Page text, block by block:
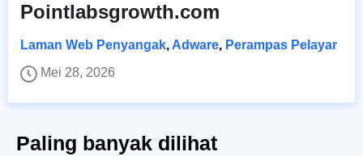
Pointlabsgrowth.com
Laman Web Penyangak,Adware, Perampas Pelayar
Mei 28, 2026
Paling banyak dilihat